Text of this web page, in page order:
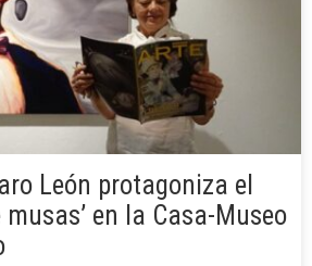
León protagoniza el
musas’ en la Casa-Museo